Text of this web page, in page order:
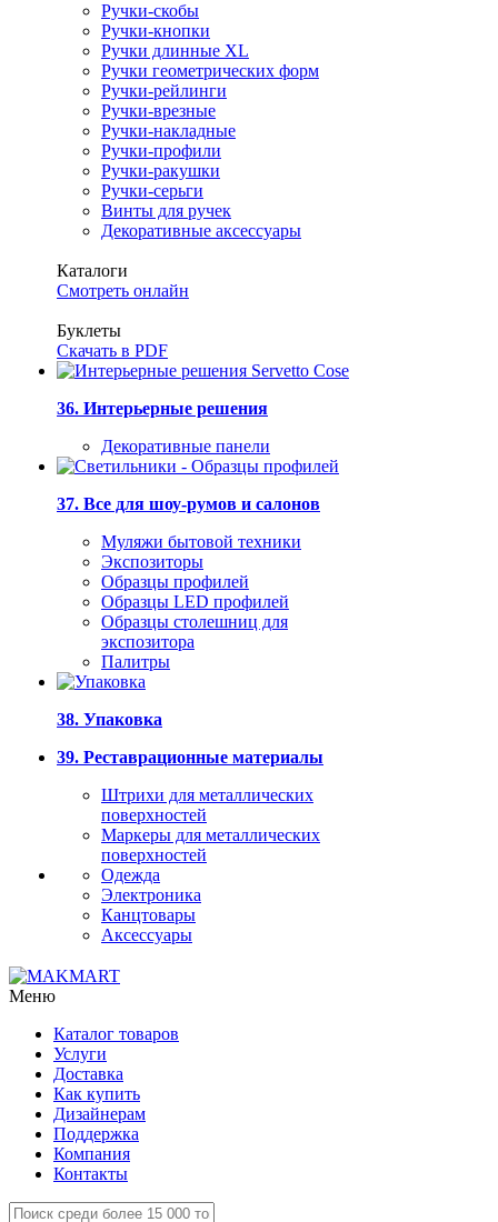
Ручки-скобы
Ручки-кнопки
Ручки длинные XL
Ручки геометрических форм
Ручки-рейлинги
Ручки-врезные
Ручки-накладные
Ручки-профили
Ручки-ракушки
Ручки-серьги
Винты для ручек
Декоративные аксессуары
Каталоги
Смотреть онлайн
Буклеты
Скачать в PDF
36. Интерьерные решения
Декоративные панели
37. Все для шоу-румов и салонов
Муляжи бытовой техники
Экспозиторы
Образцы профилей
Образцы LED профилей
Образцы столешниц для
экспозитора
Палитры
38. Упаковка
39. Реставрационные материалы
Штрихи для металлических
поверхностей
Маркеры для металлических
поверхностей
Одежда
Электроника
Канцтовары
Аксессуары
Меню
Каталог товаров
Услуги
Доставка
Как купить
Дизайнерам
Поддержка
Компания
Контакты